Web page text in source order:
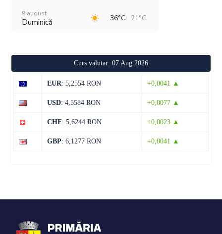
9 august
Duminică 36°C 21°C
38°C 21°C
Miercuri
13 august
Curs valutar: 07 Aug 2026
EUR: 5,2554 RON +0,0041 ▲
USD: 4,5584 RON +0,0077 ▲
CHF: 5,6244 RON +0,0023 ▲
GBP: 6,1277 RON +0,0041 ▲